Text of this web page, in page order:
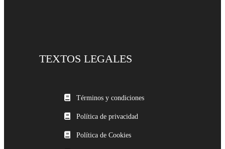
TEXTOS LEGALES
Términos y condiciones
Política de privacidad
Política de Cookies